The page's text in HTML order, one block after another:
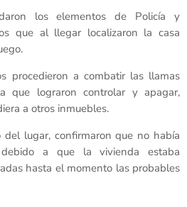
los elementos de Policía y
que al llegar localizaron la casa
procedieron a combatir las llamas
que lograron controlar y apagar,
a otros inmuebles.
lugar, confirmaron que no había
a que la vivienda estaba
hasta el momento las probables